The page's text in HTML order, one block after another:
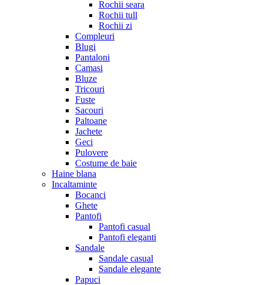
Rochii seara
Rochii tull
Rochii zi
Compleuri
Blugi
Pantaloni
Camasi
Bluze
Tricouri
Fuste
Sacouri
Paltoane
Jachete
Geci
Pulovere
Costume de baie
Haine blana
Incaltaminte
Bocanci
Ghete
Pantofi
Pantofi casual
Pantofi eleganti
Sandale
Sandale casual
Sandale elegante
Papuci